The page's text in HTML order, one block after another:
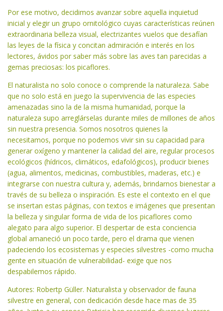
Por ese motivo, decidimos avanzar sobre aquella inquietud
inicial y elegir un grupo ornitológico cuyas características reúnen
extraordinaria belleza visual, electrizantes vuelos que desafían
las leyes de la física y concitan admiración e interés en los
lectores, ávidos por saber más sobre las aves tan parecidas a
gemas preciosas: los picaflores.
El naturalista no solo conoce o comprende la naturaleza. Sabe
que no solo está en juego la supervivencia de las especies
amenazadas sino la de la misma humanidad, porque la
naturaleza supo arreglárselas durante miles de millones de años
sin nuestra presencia. Somos nosotros quienes la
necesitamos, porque no podemos vivir sin su capacidad para
generar oxígeno y mantener la calidad del aire, regular procesos
ecológicos (hídricos, climáticos, edafológicos), producir bienes
(agua, alimentos, medicinas, combustibles, maderas, etc.) e
integrarse con nuestra cultura y, además, brindarnos bienestar a
través de su belleza o inspiración. Es este el contexto en el que
se insertan estas páginas, con textos e imágenes que presentan
la belleza y singular forma de vida de los picaflores como
alegato para algo superior. El despertar de esta conciencia
global amaneció un poco tarde, pero el drama que vienen
padeciendo los ecosistemas y especies silvestres -como mucha
gente en situación de vulnerabilidad- exige que nos
despabilemos rápido.
Autores: Robertp Güller. Naturalista y observador de fauna
silvestre en general, con dedicación desde hace mas de 35